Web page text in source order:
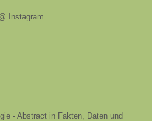
Instagram
- Abstract in Fakten, Daten und